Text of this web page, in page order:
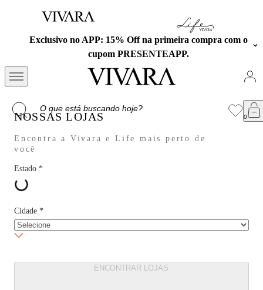
Exclusivo no APP: 15% Off na primeira compra com o
cupom PRESENTEAPP.
NOSSAS LOJAS
Encontra a Vivara e Life mais perto de
você
Estado *
Cidade *
ENCONTRAR LOJAS